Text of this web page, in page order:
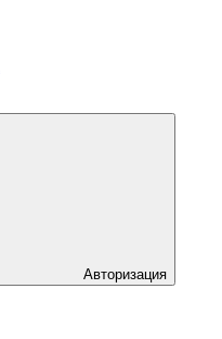
Авторизация